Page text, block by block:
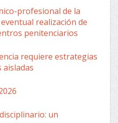
profesional de la
realización de
penitenciarios
requiere estrategias
aisladas
un